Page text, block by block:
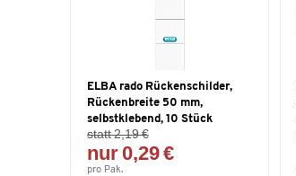
ELBA rado Rückenschilder,
Rückenbreite 50 mm,
selbstklebend, 10 Stück
statt 2,19 €
nur 0,29 €
pro Pak.